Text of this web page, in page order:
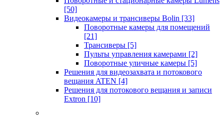
[50]
Видеокамеры и трансиверы Bolin [33]
Поворотные камеры для помещений
[21]
Трансиверы [5]
Пульты управления камерами [2]
Поворотные уличные камеры [5]
Решения для видеозахвата и потокового
вещания ATEN [4]
Решения для потокового вещания и записи
Extron [10]